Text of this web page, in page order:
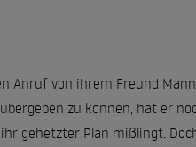
Anruf von ihrem Freund
zu können, hat er
gehetzter Plan mißlingt.